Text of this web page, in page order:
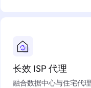
长效 ISP 代理
融合数据中心与住宅代